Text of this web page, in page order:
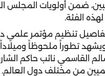
ضمن أولويات المجلس
لهذه الفئة.
تنظيم مؤتمر علمي
تطوراً ملحوظاً وميلاداً
القاسمي نائب حاكم
من مختلف دول العالم.